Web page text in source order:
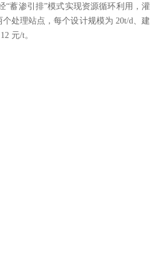
“蓄渗引排”模式实现资源循环利用，灌
处理站点，每个设计规模为 20t/d、建
元/t。